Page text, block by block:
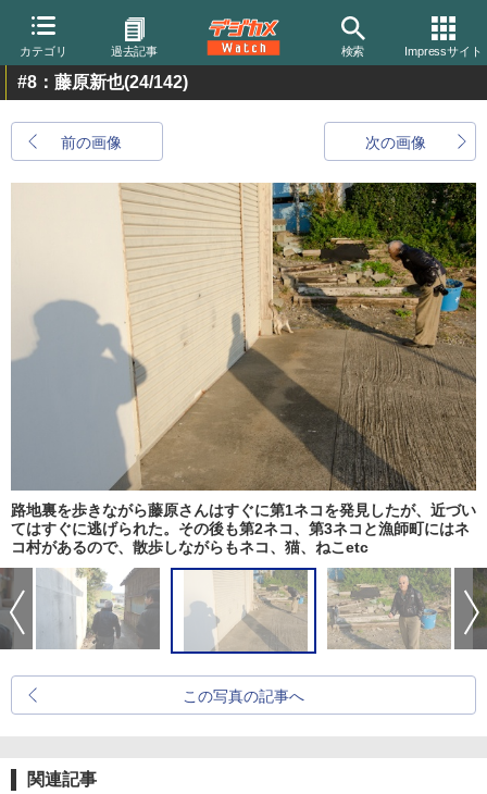
カテゴリ 過去記事 検索 Impressサイト
#8：藤原新也(24/142)
前の画像 次の画像
路地裏を歩きながら藤原さんはすぐに第1ネコを発見したが、近づい
てはすぐに逃げられた。その後も第2ネコ、第3ネコと漁師町にはネ
コ村があるので、散歩しながらもネコ、猫、ねこetc
この写真の記事へ
関連記事